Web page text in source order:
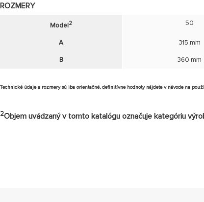
ROZMERY
Model2 50
A 315 mm
B 360 mm
Technické údaje a rozmery sú iba orientačné, definitívne hodnoty nájdete v návode na
2Objem uvádzaný v tomto katalógu označuje kategóriu